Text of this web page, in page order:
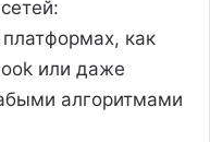
как
или даже
алгоритмами